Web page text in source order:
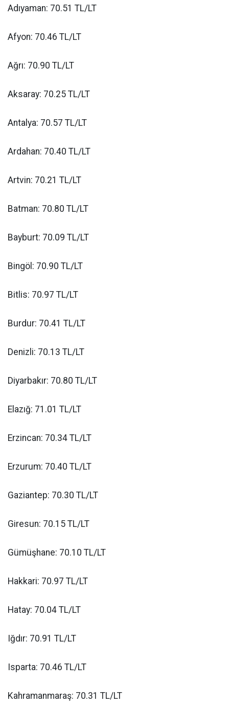
Adıyaman: 70.51 TL/LT
Afyon: 70.46 TL/LT
Ağrı: 70.90 TL/LT
Aksaray: 70.25 TL/LT
Antalya: 70.57 TL/LT
Ardahan: 70.40 TL/LT
Artvin: 70.21 TL/LT
Batman: 70.80 TL/LT
Bayburt: 70.09 TL/LT
Bingöl: 70.90 TL/LT
Bitlis: 70.97 TL/LT
Burdur: 70.41 TL/LT
Denizli: 70.13 TL/LT
Diyarbakır: 70.80 TL/LT
Elazığ: 71.01 TL/LT
Erzincan: 70.34 TL/LT
Erzurum: 70.40 TL/LT
Gaziantep: 70.30 TL/LT
Giresun: 70.15 TL/LT
Gümüşhane: 70.10 TL/LT
Hakkari: 70.97 TL/LT
Hatay: 70.04 TL/LT
Iğdır: 70.91 TL/LT
Isparta: 70.46 TL/LT
Kahramanmaraş: 70.31 TL/LT